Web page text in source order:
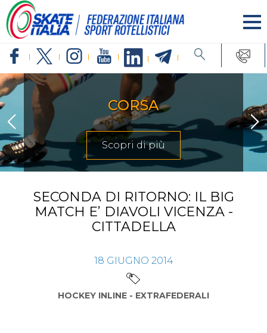
CORSA
Scopri di più
SECONDA DI RITORNO: IL BIG
MATCH E’ DIAVOLI VICENZA -
CITTADELLA
18 GIUGNO 2014
HOCKEY INLINE - EXTRAFEDERALI